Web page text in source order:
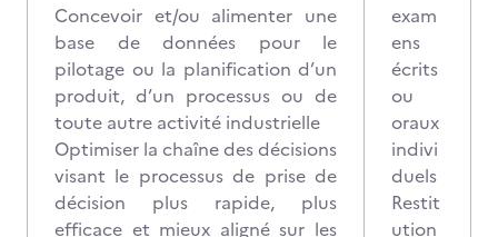
Concevoir et/ou alimenter une
base de données pour le
pilotage ou la planification d’un
produit, d’un processus ou de
toute autre activité industrielle
Optimiser la chaîne des décisions
visant le processus de prise de
décision plus rapide, plus
efficace et mieux aligné sur les
exam
ens
écrits
ou
oraux
indivi
duels
Restit
ution